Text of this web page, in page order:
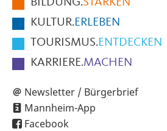
Seite
KULTUR.ERLEBEN
TOURISMUS.ENTDECKEN
KARRIERE.MACHEN
Newsletter / Bürgerbrief
Mannheim-App
Facebook